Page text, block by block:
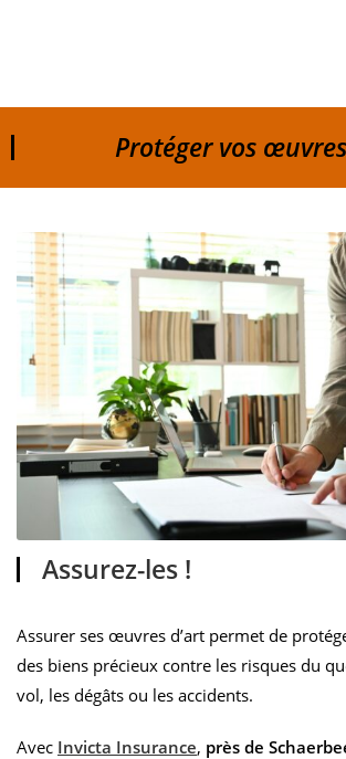
Protéger vos
Assurez-les !
Assurer ses œuvres d’art permet de
des biens précieux contre les risques du
vol, les dégâts ou les accidents.
Avec Invicta Insurance, près de